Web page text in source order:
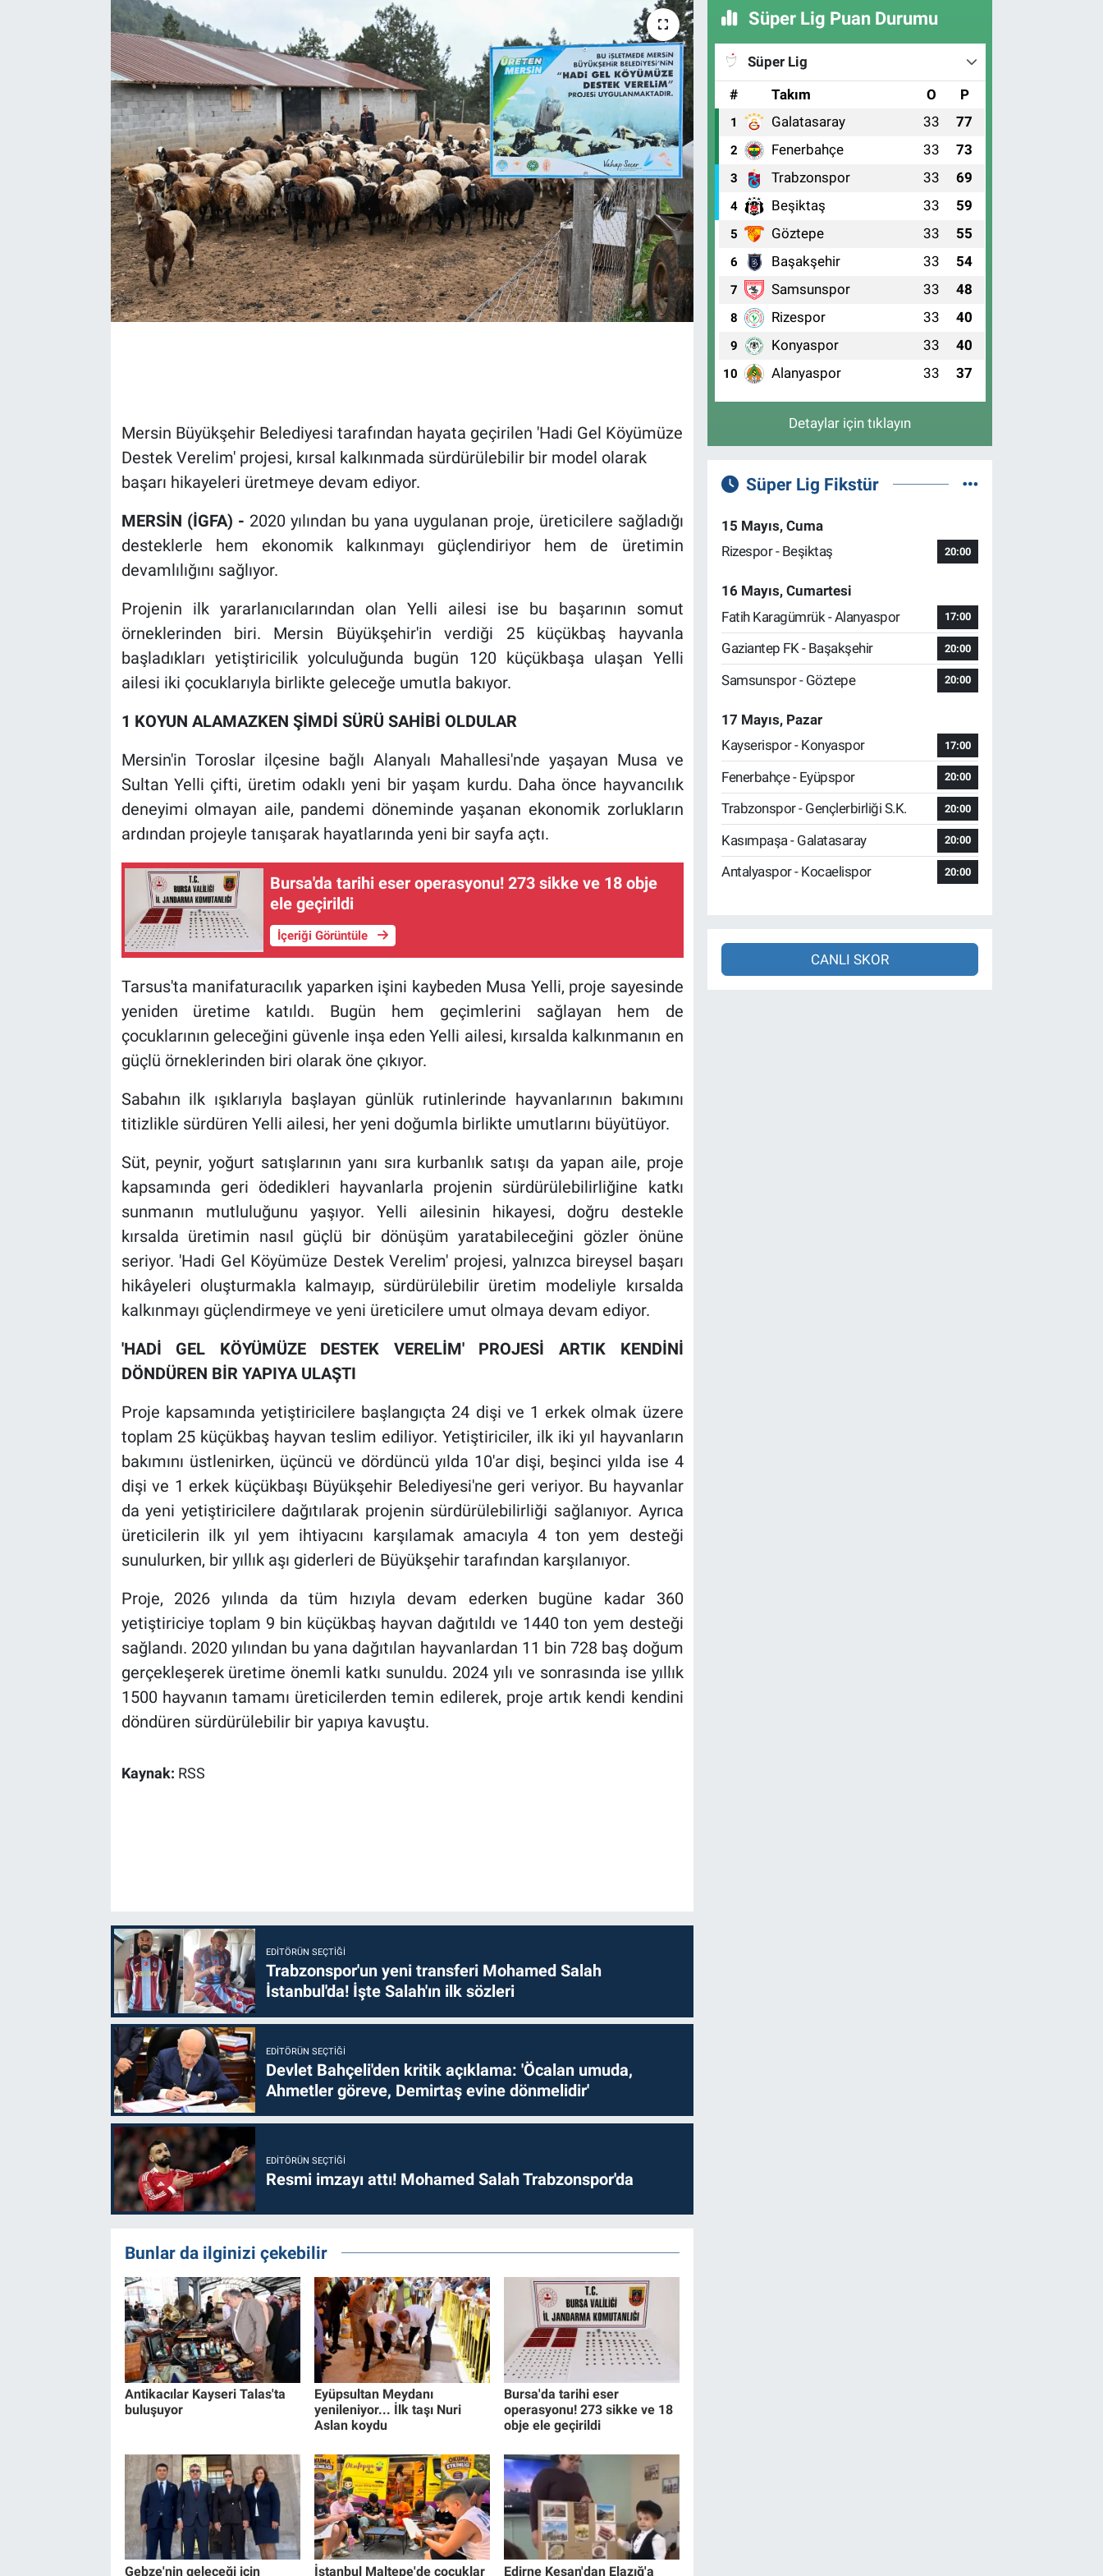
Mersin Büyükşehir Belediyesi tarafından hayata geçirilen 'Hadi Gel Köyümüze
Destek Verelim' projesi, kırsal kalkınmada sürdürülebilir bir model olarak
başarı hikayeleri üretmeye devam ediyor.
MERSİN (İGFA) - 2020 yılından bu yana uygulanan proje, üreticilere sağladığı
desteklerle hem ekonomik kalkınmayı güçlendiriyor hem de üretimin
devamlılığını sağlıyor.
Projenin ilk yararlanıcılarından olan Yelli ailesi ise bu başarının somut
örneklerinden biri. Mersin Büyükşehir'in verdiği 25 küçükbaş hayvanla
başladıkları yetiştiricilik yolculuğunda bugün 120 küçükbaşa ulaşan Yelli
ailesi iki çocuklarıyla birlikte geleceğe umutla bakıyor.
1 KOYUN ALAMAZKEN ŞİMDİ SÜRÜ SAHİBİ OLDULAR
Mersin'in Toroslar ilçesine bağlı Alanyalı Mahallesi'nde yaşayan Musa ve
Sultan Yelli çifti, üretim odaklı yeni bir yaşam kurdu. Daha önce hayvancılık
deneyimi olmayan aile, pandemi döneminde yaşanan ekonomik zorlukların
ardından projeyle tanışarak hayatlarında yeni bir sayfa açtı.
Bursa'da tarihi eser operasyonu! 273 sikke ve 18 obje
ele geçirildi
İçeriği Görüntüle
Tarsus'ta manifaturacılık yaparken işini kaybeden Musa Yelli, proje sayesinde
yeniden üretime katıldı. Bugün hem geçimlerini sağlayan hem de
çocuklarının geleceğini güvenle inşa eden Yelli ailesi, kırsalda kalkınmanın en
güçlü örneklerinden biri olarak öne çıkıyor.
Sabahın ilk ışıklarıyla başlayan günlük rutinlerinde hayvanlarının bakımını
titizlikle sürdüren Yelli ailesi, her yeni doğumla birlikte umutlarını büyütüyor.
Süt, peynir, yoğurt satışlarının yanı sıra kurbanlık satışı da yapan aile, proje
kapsamında geri ödedikleri hayvanlarla projenin sürdürülebilirliğine katkı
sunmanın mutluluğunu yaşıyor. Yelli ailesinin hikayesi, doğru destekle
kırsalda üretimin nasıl güçlü bir dönüşüm yaratabileceğini gözler önüne
seriyor. 'Hadi Gel Köyümüze Destek Verelim' projesi, yalnızca bireysel başarı
hikâyeleri oluşturmakla kalmayıp, sürdürülebilir üretim modeliyle kırsalda
kalkınmayı güçlendirmeye ve yeni üreticilere umut olmaya devam ediyor.
'HADİ GEL KÖYÜMÜZE DESTEK VERELİM' PROJESİ ARTIK KENDİNİ
DÖNDÜREN BİR YAPIYA ULAŞTI
Proje kapsamında yetiştiricilere başlangıçta 24 dişi ve 1 erkek olmak üzere
toplam 25 küçükbaş hayvan teslim ediliyor. Yetiştiriciler, ilk iki yıl hayvanların
bakımını üstlenirken, üçüncü ve dördüncü yılda 10'ar dişi, beşinci yılda ise 4
dişi ve 1 erkek küçükbaşı Büyükşehir Belediyesi'ne geri veriyor. Bu hayvanlar
da yeni yetiştiricilere dağıtılarak projenin sürdürülebilirliği sağlanıyor. Ayrıca
üreticilerin ilk yıl yem ihtiyacını karşılamak amacıyla 4 ton yem desteği
sunulurken, bir yıllık aşı giderleri de Büyükşehir tarafından karşılanıyor.
Proje, 2026 yılında da tüm hızıyla devam ederken bugüne kadar 360
yetiştiriciye toplam 9 bin küçükbaş hayvan dağıtıldı ve 1440 ton yem desteği
sağlandı. 2020 yılından bu yana dağıtılan hayvanlardan 11 bin 728 baş doğum
gerçekleşerek üretime önemli katkı sunuldu. 2024 yılı ve sonrasında ise yıllık
1500 hayvanın tamamı üreticilerden temin edilerek, proje artık kendi kendini
döndüren sürdürülebilir bir yapıya kavuştu.
Kaynak: RSS
EDITÖRÜN SEÇTIĞI
Trabzonspor'un yeni transferi Mohamed Salah
İstanbul'da! İşte Salah'ın ilk sözleri
EDITÖRÜN SEÇTIĞI
Devlet Bahçeli'den kritik açıklama: 'Öcalan umuda,
Ahmetler göreve, Demirtaş evine dönmelidir'
EDITÖRÜN SEÇTIĞI
Resmi imzayı attı! Mohamed Salah Trabzonspor'da
Bunlar da ilginizi çekebilir
Antikacılar Kayseri Talas'ta
buluşuyor
Eyüpsultan Meydanı
yenileniyor... İlk taşı Nuri
Aslan koydu
Bursa'da tarihi eser
operasyonu! 273 sikke ve 18
obje ele geçirildi
Gebze'nin geleceği için İstanbul Maltepe'de çocuklar Edirne Keşan'dan Elazığ'a
Süper Lig Puan Durumu
Süper Lig
#
Takım O P
1 Galatasaray 33 77
2 Fenerbahçe 33 73
3 Trabzonspor 33 69
4 Beşiktaş 33 59
5 Göztepe 33 55
6 Başakşehir 33 54
7 Samsunspor 33 48
8 Rizespor 33 40
9 Konyaspor 33 40
10 Alanyaspor 33 37
Detaylar için tıklayın
Süper Lig Fikstür
15 Mayıs, Cuma
Rizespor - Beşiktaş
20:00
16 Mayıs, Cumartesi
Fatih Karagümrük - Alanyaspor
17:00
Gaziantep FK - Başakşehir 20:00
Samsunspor - Göztepe 20:00
17 Mayıs, Pazar
Kayserispor - Konyaspor
17:00
Fenerbahçe - Eyüpspor 20:00
Trabzonspor - Gençlerbirliği S.K. 20:00
Kasımpaşa - Galatasaray 20:00
Antalyaspor - Kocaelispor 20:00
CANLI SKOR